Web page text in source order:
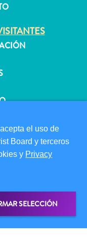
Board
el uso de
Board y terceros
y Privacy
SELECCIÓN